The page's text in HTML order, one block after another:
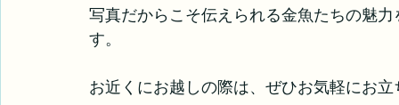
写真だからこそ伝えられる金魚たちの魅
す。
お近くにお越しの際は、ぜひお気軽にお